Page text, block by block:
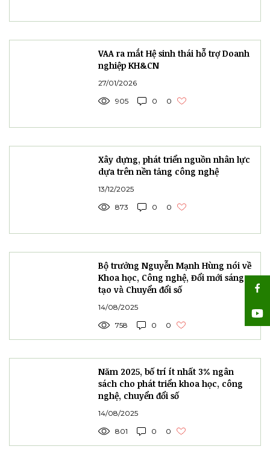
VAA ra mắt Hệ sinh thái hỗ trợ Doanh
nghiệp KH&CN
27/01/2026
905
0 0
Xây dựng, phát triển nguồn nhân lực
dựa trên nền tảng công nghệ
13/12/2025
873
0 0
Bộ trưởng Nguyễn Mạnh Hùng nói về
Khoa học, Công nghệ, Đổi mới sáng
tạo và Chuyển đổi số
14/08/2025
758
0 0
Năm 2025, bố trí ít nhất 3% ngân
sách cho phát triển khoa học, công
nghệ, chuyển đổi số
14/08/2025
801
0 0